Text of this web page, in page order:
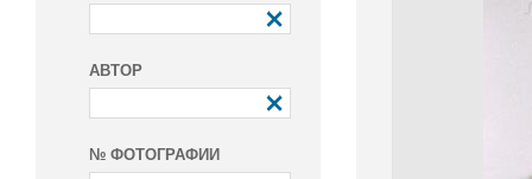
АВТОР
№ ФОТОГРАФИИ